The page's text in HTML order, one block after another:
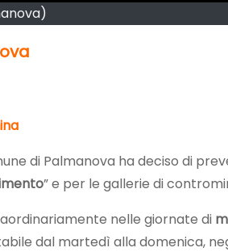
di Palmanova ha deciso di
” e per le gallerie di
nelle giornate di
dal martedì alla domenica,